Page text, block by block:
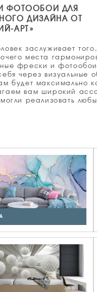
ФОТООБОИ ДЛЯ
ДИЗАЙНА ОТ
АРТ»
заслуживает
места
фрески и
через визуальные
будет максимально
вам широкий
реализовать